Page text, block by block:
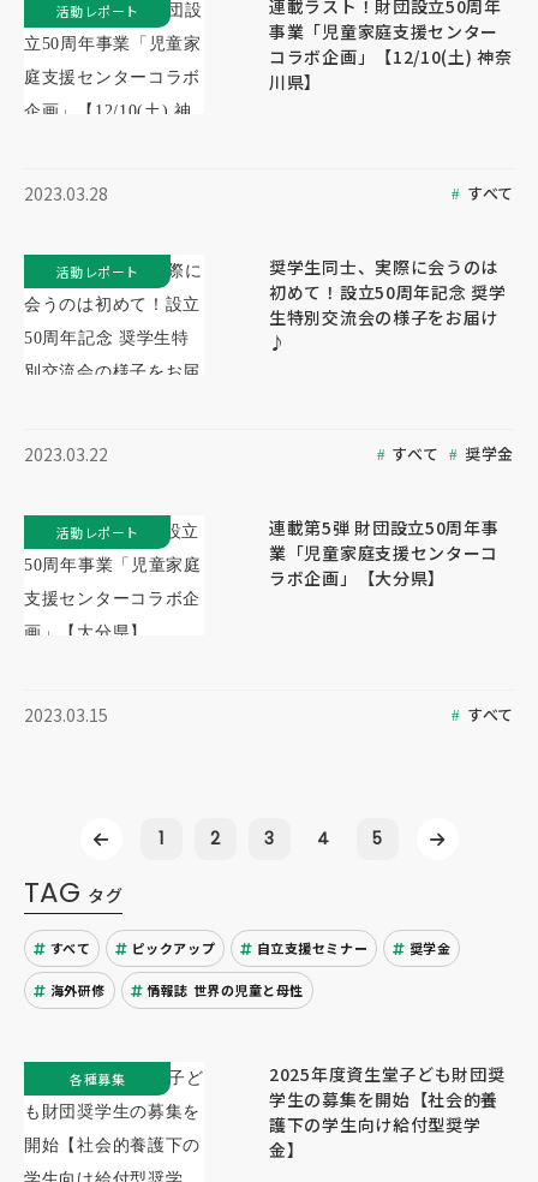
連載ラスト！財団設立50周年
事業「児童家庭支援センター
コラボ企画」【12/10(土) 神奈
川県】
2023.03.28 すべて
活動レポート
奨学生同士、実際に会うのは
初めて！設立50周年記念 奨学
生特別交流会の様子をお届け
♪
2023.03.22 すべて 奨学金
活動レポート
連載第5弾 財団設立50周年事
業「児童家庭支援センターコ
ラボ企画」【大分県】
2023.03.15 すべて
活動レポート
1 2 3 4 5
TAG タグ
すべて ピックアップ 自立支援セミナー 奨学金
海外研修 情報誌 世界の児童と母性
2025年度資生堂子ども財団奨
学生の募集を開始【社会的養
護下の学生向け給付型奨学
金】
各種募集